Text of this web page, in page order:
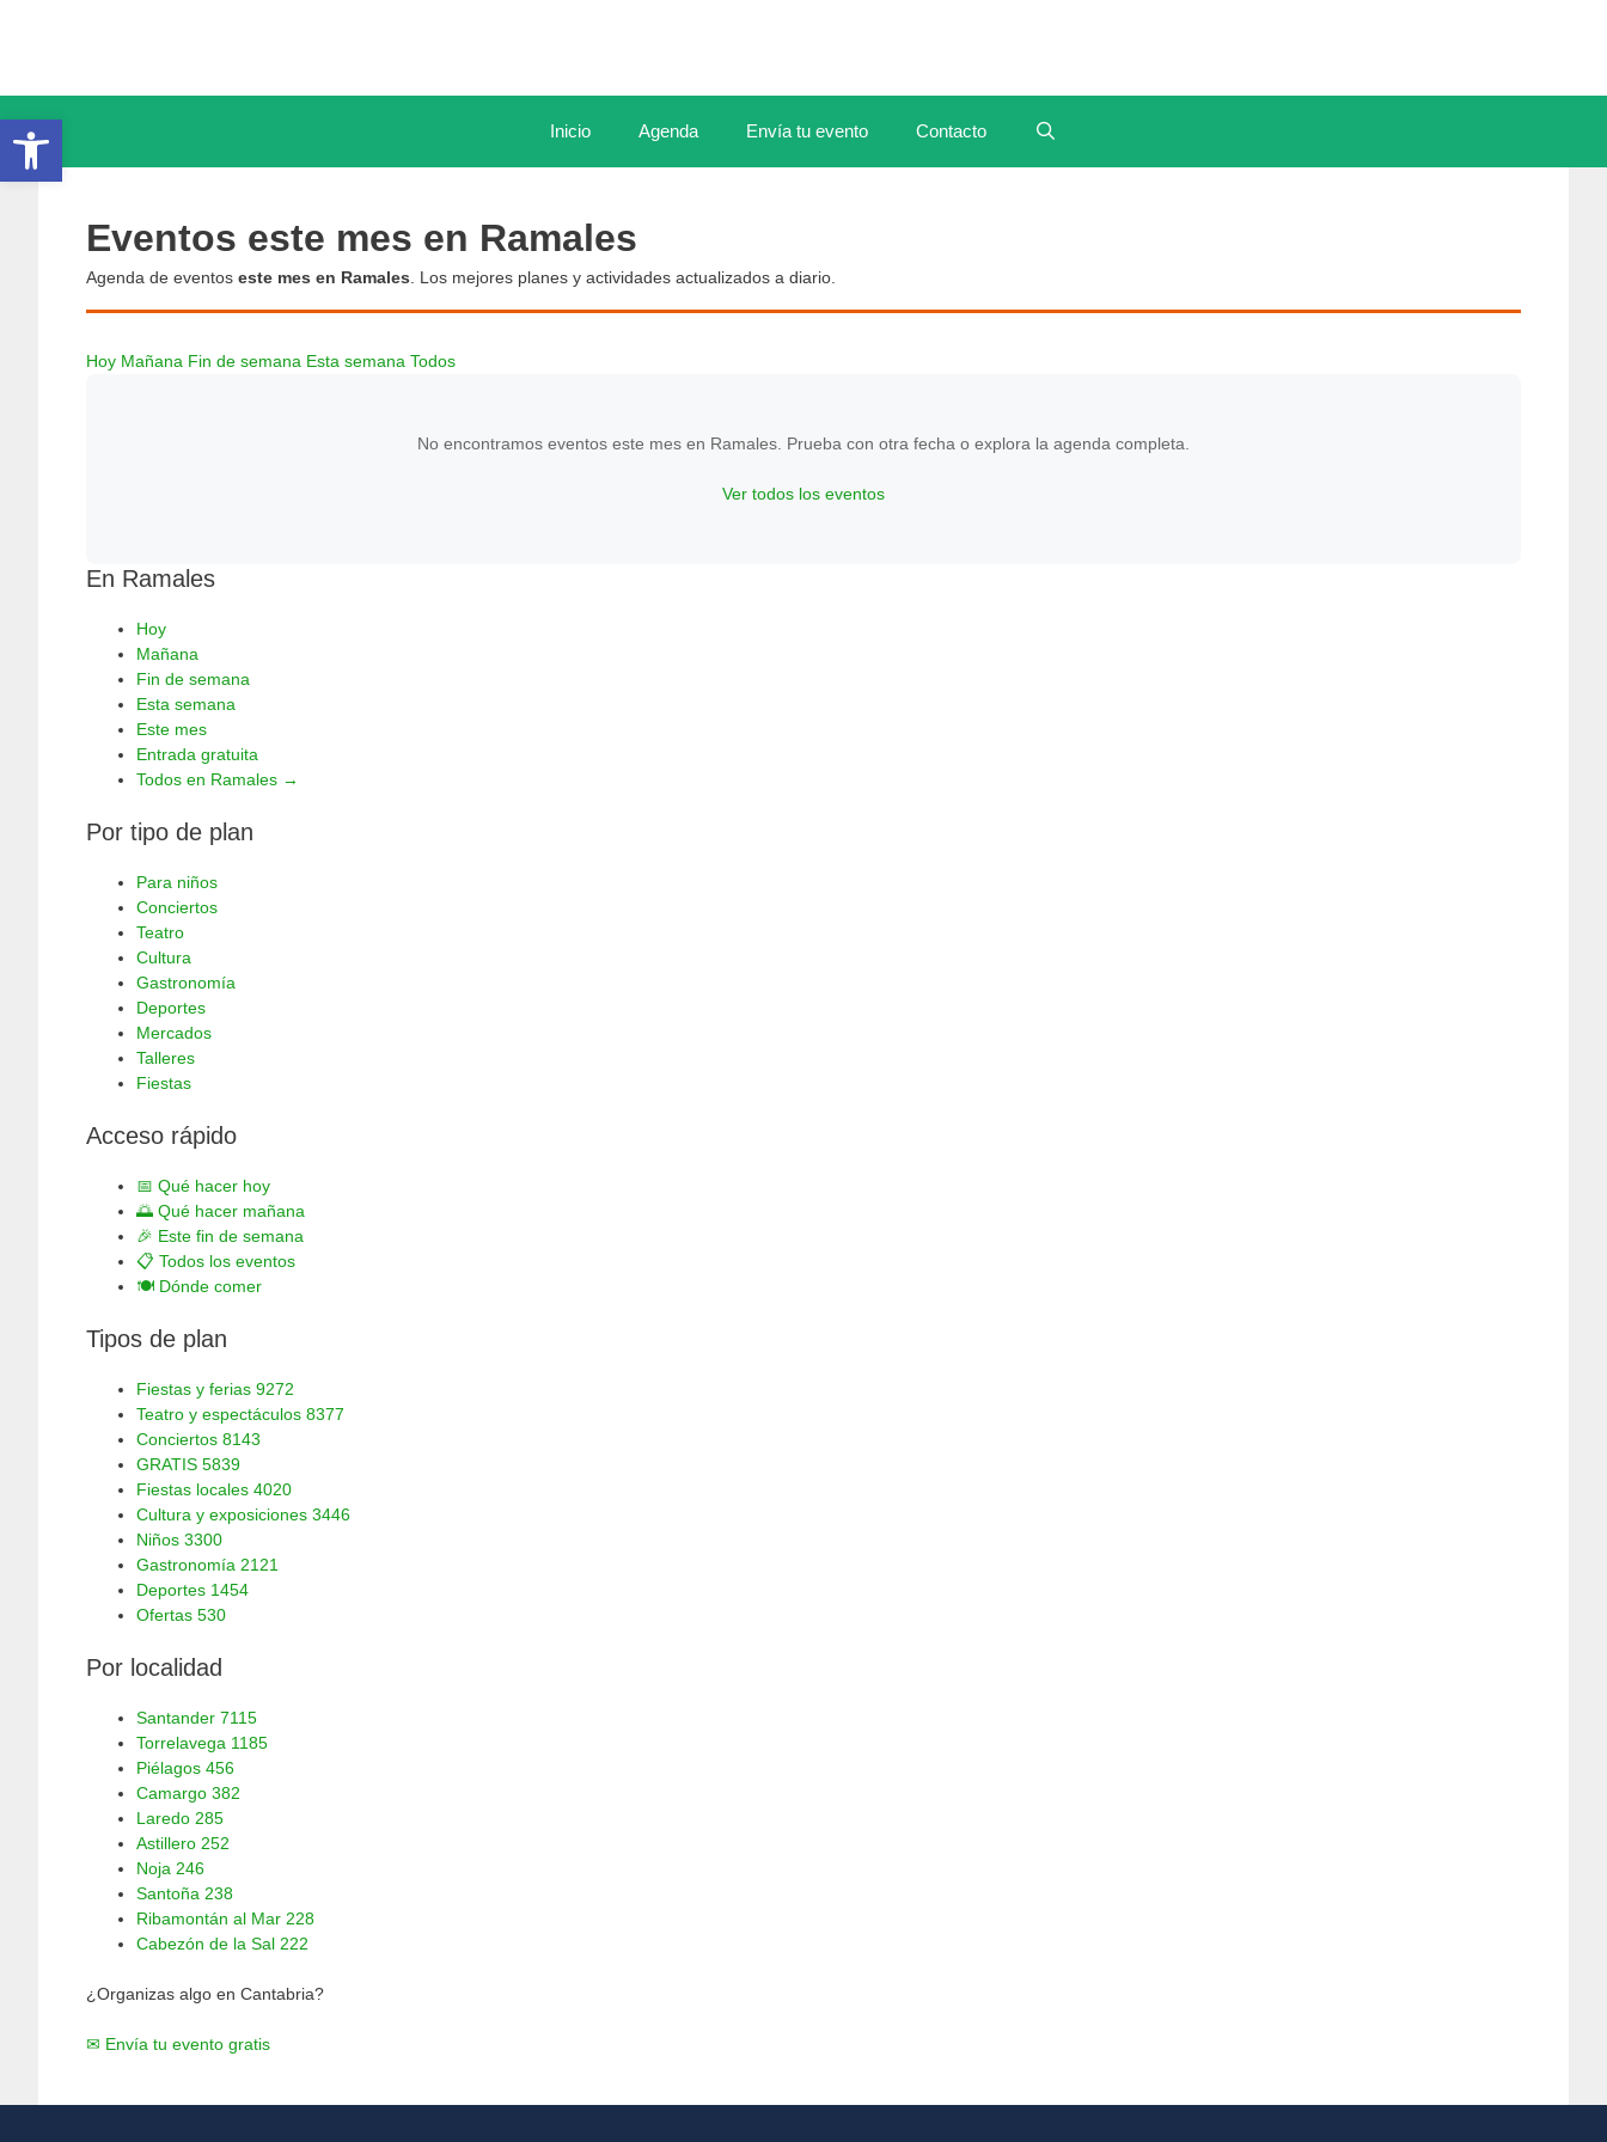
Abrir barra de herramientas Inicio Agenda Envía tu evento Contacto
Eventos este mes en Ramales
Agenda de eventos este mes en Ramales . Los mejores planes y actividades actualizados a diario.
Hoy Mañana Fin de semana Esta semana Todos
No encontramos eventos este mes en Ramales. Prueba con otra fecha o explora la agenda completa.
Ver todos los eventos
En Ramales
Hoy
Mañana
Fin de semana
Esta semana
Este mes
Entrada gratuita
Todos en Ramales →
Por tipo de plan
Para niños
Conciertos
Teatro
Cultura
Gastronomía
Deportes
Mercados
Talleres
Fiestas
Acceso rápido
📅 Qué hacer hoy
🌅 Qué hacer mañana
🎉 Este fin de semana
📋 Todos los eventos
🍽️ Dónde comer
Tipos de plan
Fiestas y ferias 9272
Teatro y espectáculos 8377
Conciertos 8143
GRATIS 5839
Fiestas locales 4020
Cultura y exposiciones 3446
Niños 3300
Gastronomía 2121
Deportes 1454
Ofertas 530
Por localidad
Santander 7115
Torrelavega 1185
Piélagos 456
Camargo 382
Laredo 285
Astillero 252
Noja 246
Santoña 238
Ribamontán al Mar 228
Cabezón de la Sal 222
¿Organizas algo en Cantabria?
✉ Envía tu evento gratis